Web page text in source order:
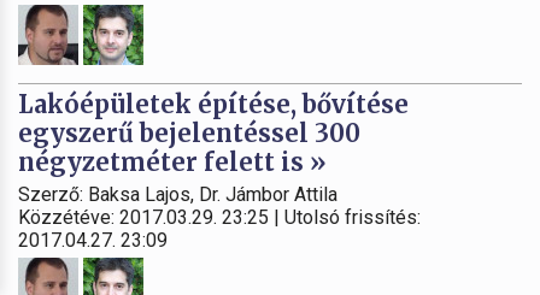
Lakóépületek építése, bővítése
egyszerű bejelentéssel 300
négyzetméter felett is »
Szerző: Baksa Lajos, Dr. Jámbor Attila
Közzétéve: 2017.03.29. 23:25 | Utolsó frissítés:
2017.04.27. 23:09